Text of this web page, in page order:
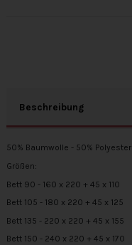
Beschreibung
50% Baumwolle - 50% Polyester
Größen:
Bett 90 - 160 x 220 + 45 x 110
Bett 105 - 180 x 220 + 45 x 125
Bett 135 - 220 x 220 + 45 x 155
Bett 150 - 240 x 220 + 45 x 170